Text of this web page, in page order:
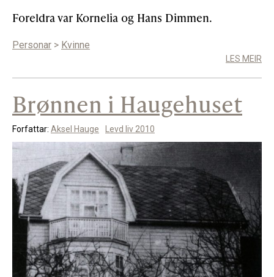
Foreldra var Kornelia og Hans Dimmen.
Personar > Kvinne
LES MEIR
Brønnen i Haugehuset
Forfattar: Aksel Hauge Levd liv 2010